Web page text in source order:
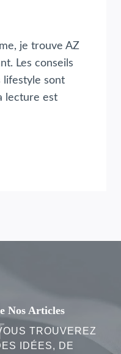
je trouve AZ
Les conseils
lifestyle sont
lecture est
Nos Articles
TROUVEREZ
IDÉES, DE